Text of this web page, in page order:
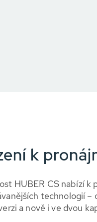
k
HUBER CS nabízí k
technologií –
a nově i ve dvou